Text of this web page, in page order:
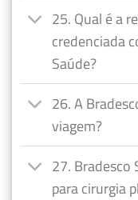
25. Qual é a
credenciada
Saúde?
26. A
viagem?
27. Bradesco
para cirurgia